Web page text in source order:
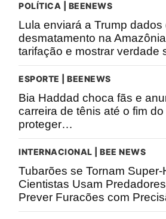
POLÍTICA | BEENEWS
Lula enviará a Trump
desmatamento na
tarifação e mostrar verdade
ESPORTE | BEENEWS
Bia Haddad choca fãs e
carreira de tênis até o fim
proteger…
INTERNACIONAL | BEE NEWS
Tubarões se Tornam
Cientistas Usam
Prever Furacões com